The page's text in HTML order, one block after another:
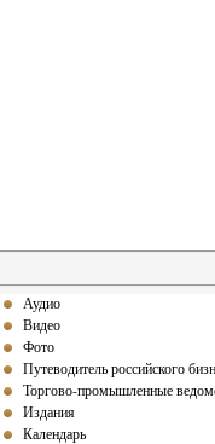
Аудио
Видео
Фото
Путеводитель российского
Торгово-промышленные
Издания
Календарь